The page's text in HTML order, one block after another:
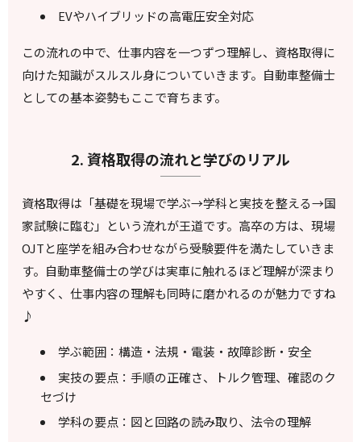
EVやハイブリッドの高電圧安全対応
この流れの中で、仕事内容を一つずつ理解し、資格取得に
向けた知識がスルスル身についていきます。自動車整備士
としての基本姿勢もここで育ちます。
2. 資格取得の流れと学びのリアル
資格取得は「基礎を現場で学ぶ→学科と実技を整える→国
家試験に臨む」という流れが王道です。高卒の方は、現場
OJTと座学を組み合わせながら受験要件を満たしていきま
す。自動車整備士の学びは実車に触れるほど理解が深まり
やすく、仕事内容の理解も同時に磨かれるのが魅力ですね
♪
学ぶ範囲：構造・法規・電装・故障診断・安全
実技の要点：手順の正確さ、トルク管理、確認のク
セづけ
学科の要点：図と回路の読み取り、法令の理解